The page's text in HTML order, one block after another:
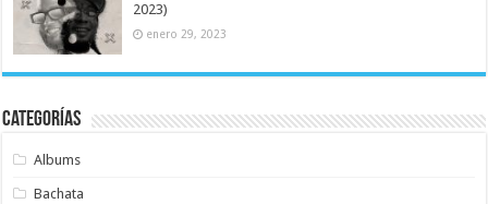
2023)
enero 29, 2023
Categorías
Albums
Bachata